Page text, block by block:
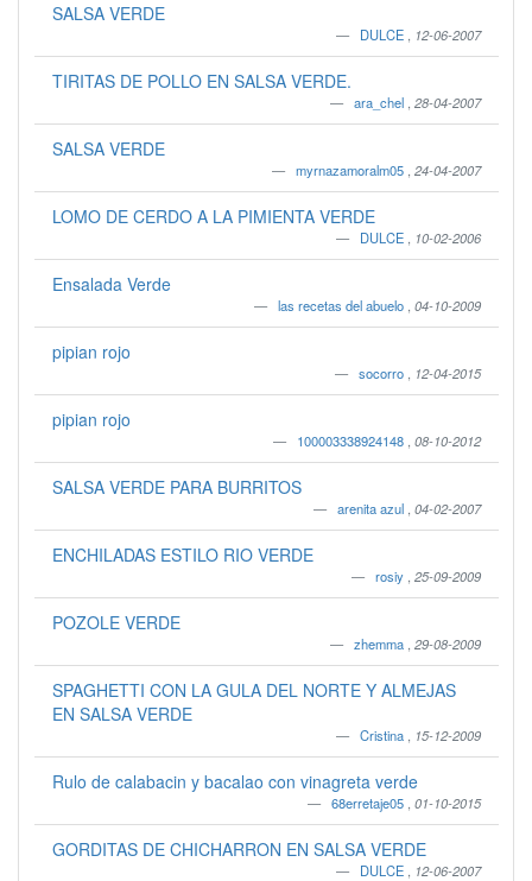
SALSA VERDE
DULCE 12-06-2007
TIRITAS DE POLLO EN SALSA VERDE.
ara_chel 28-04-2007
SALSA VERDE
myrnazamoralm05 24-04-2007
LOMO DE CERDO A LA PIMIENTA VERDE
DULCE 10-02-2006
Ensalada Verde
las recetas del abuelo 04-10-2009
pipian rojo
socorro 12-04-2015
pipian rojo
100003338924148 08-10-2012
SALSA VERDE PARA BURRITOS
arenita azul 04-02-2007
ENCHILADAS ESTILO RIO VERDE
rosiy 25-09-2009
POZOLE VERDE
zhemma 29-08-2009
SPAGHETTI CON LA GULA DEL NORTE Y ALMEJAS
EN SALSA VERDE
Cristina 15-12-2009
Rulo de calabacin y bacalao con vinagreta verde
68erretaje05 01-10-2015
GORDITAS DE CHICHARRON EN SALSA VERDE
DULCE 12-06-2007